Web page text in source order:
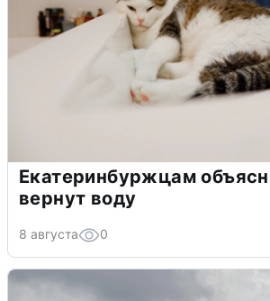
Екатеринбуржцам
вернут воду
8 августа 0